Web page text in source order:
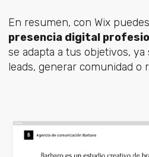
En resumen, con Wix puedes
presencia digital
se adapta a tus objetivos, ya
leads, generar comunidad o